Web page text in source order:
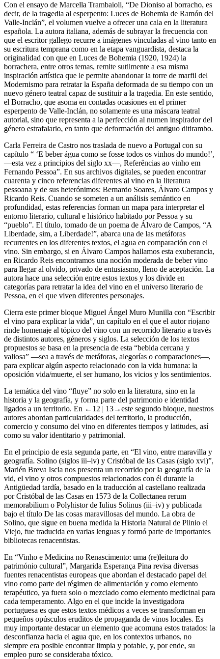
Con el ensayo de Marcella Trambaioli, “De Dioniso al borracho, es
decir, de la tragedia al esperpento: Luces de Bohemia de Ramón del
Valle-Inclán”, el volumen vuelve a ofrecer una cala en la literatura
española. La autora italiana, además de subrayar la frecuencia con
que el escritor gallego recurre a imágenes vinculadas al vino tanto en
su escritura temprana como en la etapa vanguardista, destaca la
originalidad con que en Luces de Bohemia (1920, 1924) la
borrachera, entre otros temas, remite sutilmente a esa misma
inspiración artística que le permite abandonar la torre de marfil del
Modernismo para retratar la España deformada de su tiempo con un
nuevo género teatral capaz de sustituir a la tragedia. En este sentido,
el Borracho, que asoma en contadas ocasiones en el primer
esperpento de Valle-Inclán, no solamente es una máscara teatral
autorial, sino que representa a la perfección al numen inspirador del
género estrafalario, en tanto que deformación del antiguo ditirambo.
Carla Ferreira de Castro nos traslada de nuevo a Portugal con su
capítulo “ ‘E beber água como se fosse todos os vinhos do mundo!’,
—esta vez a principios del siglo xx—, Referências ao vinho em
Fernando Pessoa”. En sus archivos digitales, se pueden encontrar
cuarenta y cinco referencias diferentes al vino en la literatura
pessoana y de sus heterónimos: Bernardo Soares, Álvaro Campos y
Ricardo Reis. Cuando se someten a un análisis semántico en
profundidad, estas referencias forman un mapa para interpretar el
entorno literario, cultural e histórico habitado por Pessoa y su
“pueblo”. El título, tomado de un poema de Álvaro de Campos, “A
Liberdade, sim, a Liberdade!”, abarca una de las metáforas
recurrentes en los diferentes textos, el agua en comparación con el
vino. Sin embargo, si en Álvaro Campos hallamos esta exuberancia,
en Ricardo Reis encontramos una noción moderada de beber vino
para llegar al olvido, privado de entusiasmo, lleno de aceptación. La
autora hace una selección entre estos textos y los divide en
categorías para retratar la idea del vino en el universo literario de
Pessoa, en el que viven diferentes personajes.
Cierra este primer bloque Miguel Ángel Muro Munilla con “Escribir
el vino para explicar la vida”, un capítulo en el que el autor riojano
rinde homenaje al tópico del vino con un recorrido literario a través
de distintos autores, géneros y siglos. La selección de los textos
propuestos se basa en la presencia de esta “bebida cercana y
valiosa” —sea a través de metáforas, alegorías o comparaciones—,
para explicar algún aspecto relacionado con la vida humana: la
oposición vida/muerte, el ser humano, los vicios y los sentimientos.
La temática del vino “fluye” no solo en la literatura, sino en la
historia y la geografía, y forma parte del patrimonio e identidad
ligados a un territorio. En ←12 | 13→este segundo bloque, nuestros
autores abordan particularidades del territorio, la producción,
comercio y consumo del vino en diferentes tiempos y latitudes, así
como su valor identitario y patrimonial.
En el principio de esta segunda parte, en “El vino, entre maravilla y
geografía. Solino (siglos iii–iv) y Cristóbal de las Casas (siglo xvi)”,
Marién Breva Iscla nos presenta un recorrido por la geografía de la
vid, el vino y otros compuestos relacionados con él durante la
Antigüedad tardía, basado en la traducción al castellano realizada
por Cristóbal de las Casas en 1573 de la Collectanea rerum
memorabilium o Polyhistorde Iulius Solinus (iii–iv) y publicada
bajo el título De las cosas maravillosas del mundo. La obra de
Solino, que sigue en buena medida la Historia Natural de Plinio el
Viejo, fue traducida en varias lenguas y formó parte de importantes
bibliotecas renacentistas.
En “Vinho e Medicina no Renascimento: uma (re)leitura do
património cultural”, Margarida Esperança Pina revisa diversas
fuentes renacentistas europeas que abordan el destacado papel del
vino como parte del régimen de alimentación y como elemento
terapéutico, ya fuera solo o mezclado como elemento medicinal para
cada temperamento. Algo en el que incide la investigadora
portuguesa es que estos textos médicos a veces se transforman en
pequeños opúsculos eruditos de propaganda de vinos locales. Es
muy importante destacar un elemento que acomuna estos tratados: la
desconfianza hacia el agua que, en los contextos urbanos, no
siempre era posible encontrar limpia y potable, y, por ende, su
empleo puro se consideraba tóxico.